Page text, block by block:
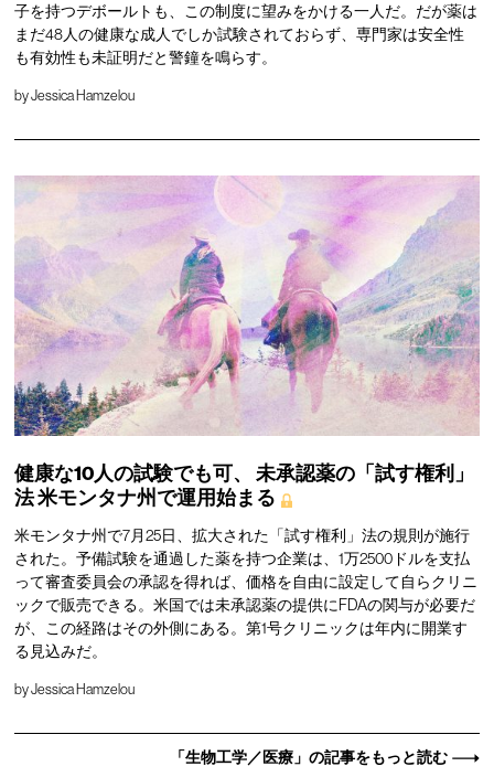
子を持つデボールトも、この制度に望みをかける一人だ。だが薬は
まだ48人の健康な成人でしか試験されておらず、専門家は安全性
も有効性も未証明だと警鐘を鳴らす。
byJessica Hamzelou
健康な10人の試験でも可、
未承認薬の「試す権利」
法米モンタナ州で運用始まる
米モンタナ州で7月25日、拡大された「試す権利」法の規則が施行
された。予備試験を通過した薬を持つ企業は、1万2500ドルを支払
って審査委員会の承認を得れば、価格を自由に設定して自らクリニ
ックで販売できる。米国では未承認薬の提供にFDAの関与が必要だ
が、この経路はその外側にある。第1号クリニックは年内に開業す
る見込みだ。
byJessica Hamzelou
「生物工学／医療」の記事をもっと読む